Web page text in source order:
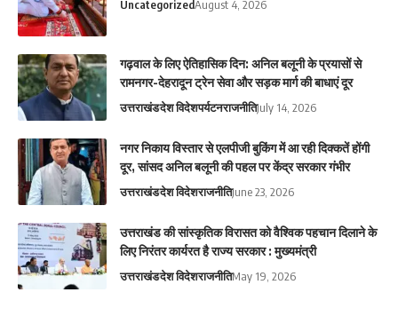
UncategorizedAugust 4, 2026
गढ़वाल के लिए ऐतिहासिक दिन: अनिल बलूनी के प्रयासों से
रामनगर-देहरादून ट्रेन सेवा और सड़क मार्ग की बाधाएं दूर
उत्तराखंडदेश विदेशपर्यटनराजनीतिJuly 14, 2026
नगर निकाय विस्तार से एलपीजी बुकिंग में आ रही दिक्कतें होंगी
दूर, सांसद अनिल बलूनी की पहल पर केंद्र सरकार गंभीर
उत्तराखंडदेश विदेशराजनीतिJune 23, 2026
उत्तराखंड की सांस्कृतिक विरासत को वैश्विक पहचान दिलाने के
लिए निरंतर कार्यरत है राज्य सरकार : मुख्यमंत्री
उत्तराखंडदेश विदेशराजनीतिMay 19, 2026